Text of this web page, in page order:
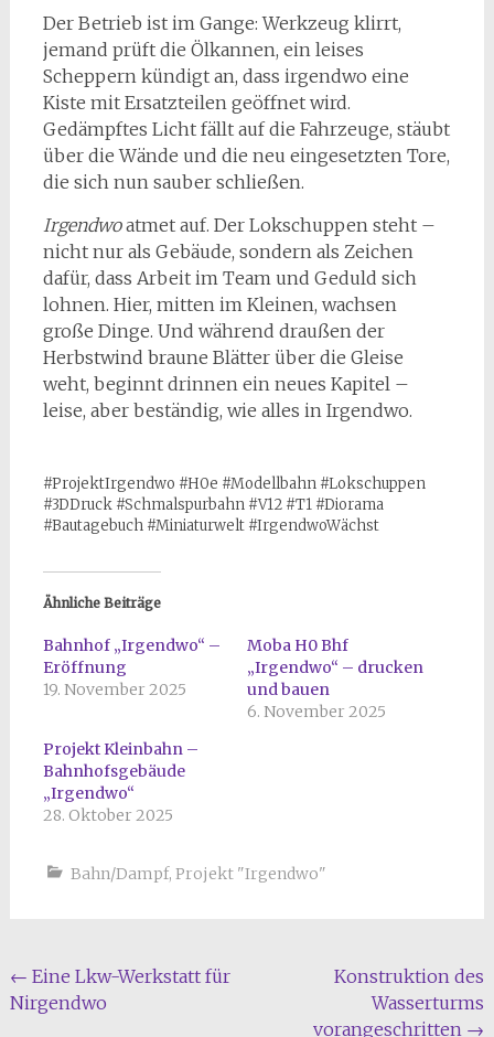
Der Betrieb ist im Gange: Werkzeug klirrt,
jemand prüft die Ölkannen, ein leises
Scheppern kündigt an, dass irgendwo eine
Kiste mit Ersatzteilen geöffnet wird.
Gedämpftes Licht fällt auf die Fahrzeuge, stäubt
über die Wände und die neu eingesetzten Tore,
die sich nun sauber schließen.
Irgendwoatmet auf. Der Lokschuppen steht –
nicht nur als Gebäude, sondern als Zeichen
dafür, dass Arbeit im Team und Geduld sich
lohnen. Hier, mitten im Kleinen, wachsen
große Dinge. Und während draußen der
Herbstwind braune Blätter über die Gleise
weht, beginnt drinnen ein neues Kapitel –
leise, aber beständig, wie alles in Irgendwo.
#ProjektIrgendwo #H0e #Modellbahn #Lokschuppen
#3DDruck #Schmalspurbahn #V12 #T1 #Diorama
#Bautagebuch #Miniaturwelt #IrgendwoWächst
Ähnliche Beiträge
Bahnhof „Irgendwo“ –
Eröffnung
19. November 2025
Moba H0 Bhf
„Irgendwo“ – drucken
und bauen
6. November 2025
Projekt Kleinbahn –
Bahnhofsgebäude
„Irgendwo“
28. Oktober 2025
Bahn/Dampf, Projekt "Irgendwo"
Beitragsnavigation
← Eine Lkw-Werkstatt für
Nirgendwo
Konstruktion des
Wasserturms
vorangeschritten →